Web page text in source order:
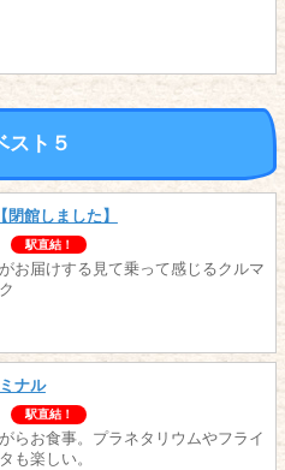
スト５
館しました】
駅直結！
お届けする見て乗って感じるクルマ
ナル
駅直結！
らお食事。プラネタリウムやフライ
も楽しい。